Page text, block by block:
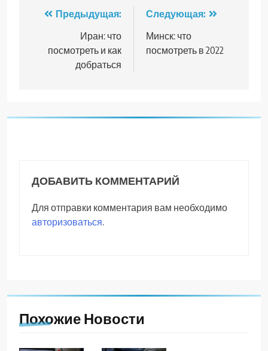
Навигация
записям
Предыдущая:
Иран: что
посмотреть и как
добраться
Следующая:
Минск: что
посмотреть в 2022
ДОБАВИТЬ КОММЕНТАРИЙ
Для отправки комментария вам необходимо
авторизоваться.
Похожие Новости